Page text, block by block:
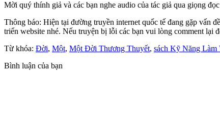
Mời quý thính giả và các bạn nghe audio của tác giả qua giọng
Thông báo: Hiện tại đường truyền internet quốc tế đang gặp vấn
triển website nhé. Nếu truyện bị lỗi các bạn vui lòng comment lại
Từ khóa: Đời, Một, Một Đời Thương Thuyết, sách Kỹ Năng Làm
Bình luận của bạn